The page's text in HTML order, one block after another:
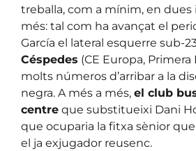
treballa, com a mínim, en dues
més: tal com ha avançat el
García el lateral esquerre sub-
Céspedes (CE Europa,
molts números d’arribar a la
negra. A més a més, el club
centre que substitueixi Dani
que ocuparia la fitxa sènior
el ja exjugador reusenc.